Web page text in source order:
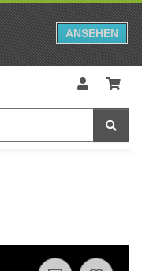
ANSEHEN